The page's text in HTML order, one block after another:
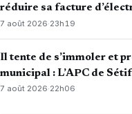
réduire sa facture
7 août 2026·23h19
Il tente de s’immoler et
municipal : L’APC de
7 août 2026·22h06